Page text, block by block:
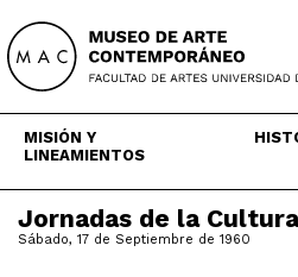
content
MISIÓN Y
LINEAMIENTOS
Jornadas de la
Sábado, 17 de Septiembre de 1960